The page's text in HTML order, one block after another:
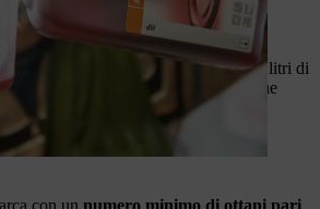
1: 50
sono necessari cinque litri di
100 millilitri, di olio per motori a due
adatta per la miscela del
con un numero minimo di ottani pari